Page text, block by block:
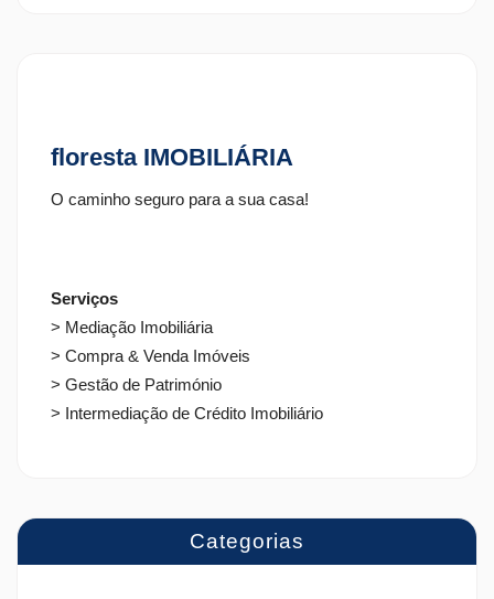
floresta IMOBILIÁRIA
O caminho seguro para a sua casa!
Serviços
> Mediação Imobiliária
> Compra & Venda Imóveis
> Gestão de Património
> Intermediação de Crédito Imobiliário
Categorias